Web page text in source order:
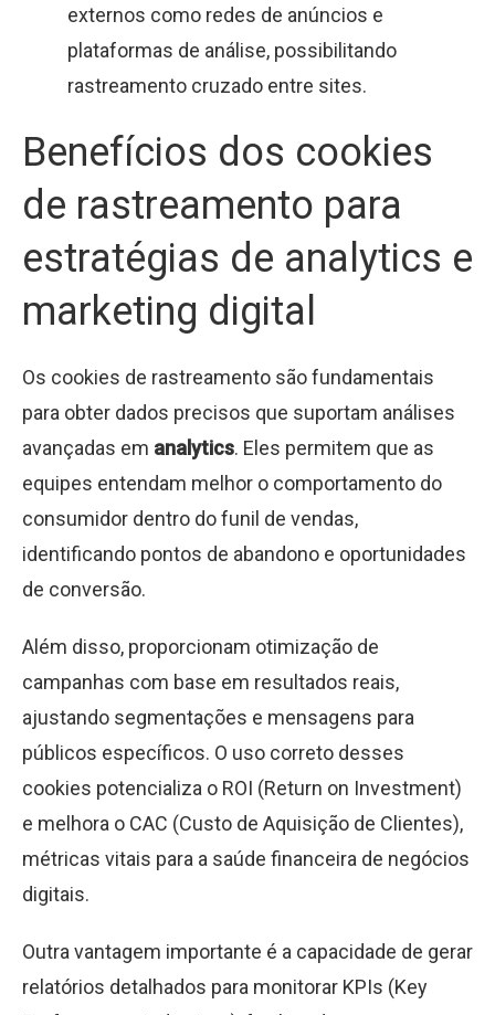
externos como redes de anúncios e
plataformas de análise, possibilitando
rastreamento cruzado entre sites.
Benefícios dos cookies
de rastreamento para
estratégias de analytics e
marketing digital
Os cookies de rastreamento são fundamentais
para obter dados precisos que suportam análises
avançadas em analytics. Eles permitem que as
equipes entendam melhor o comportamento do
consumidor dentro do funil de vendas,
identificando pontos de abandono e oportunidades
de conversão.
Além disso, proporcionam otimização de
campanhas com base em resultados reais,
ajustando segmentações e mensagens para
públicos específicos. O uso correto desses
cookies potencializa o ROI (Return on Investment)
e melhora o CAC (Custo de Aquisição de Clientes),
métricas vitais para a saúde financeira de negócios
digitais.
Outra vantagem importante é a capacidade de gerar
relatórios detalhados para monitorar KPIs (Key